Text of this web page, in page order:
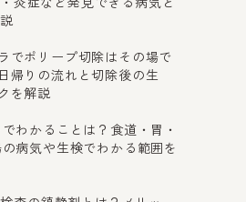
でポリープ切除はその場で
帰りの流れと切除後の生
を解説
わかることは？食道・胃・
病気や生検でわかる範囲を